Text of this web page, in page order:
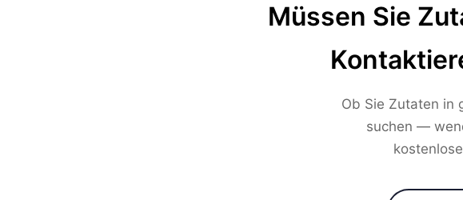
Müssen Sie
Ob Sie Zutaten in
suchen —